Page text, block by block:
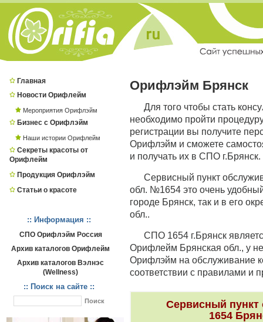
Главная
Новости Орифлейм
Мероприятия Орифлэйм
Бизнес с Орифлэйм
Наши истории Орифлейм
Секреты красоты от
Орифлейм
Продукция Орифлэйм
Статьи о красоте
:: Информация ::
СПО Орифлэйм Россия
Архив каталогов Орифлейм
Архив каталогов Вэлнэс
(Wellness)
:: Поиск на сайте ::
Орифлэйм Брянск
Для того чтобы стать
необходимо пройти
регистрации вы получите
Орифлэйм и сможете
и получать их в СПО г.Брянск.
Сервисный пункт
обл. №1654 это очень
городе Брянск, так и в его
обл..
СПО 1654 г.Брянск
Орифлейм Брянская обл., у
Орифлэйм на обслуживание
соответствии с правилами и
Сервисный
1654